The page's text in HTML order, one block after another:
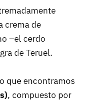
crema de
–el cerdo
de Teruel.
que encontramos
, compuesto por